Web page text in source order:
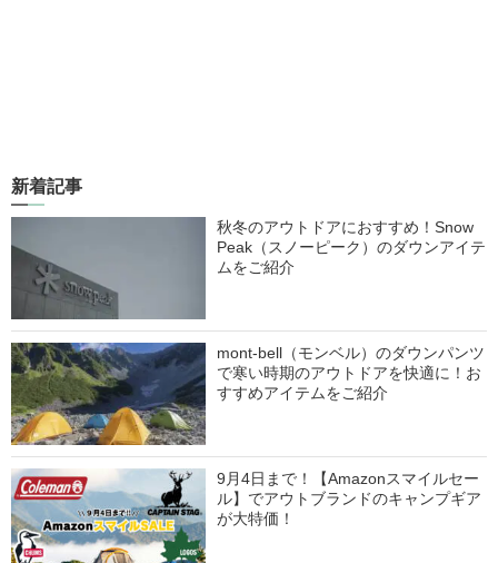
新着記事
秋冬のアウトドアにおすすめ！Snow
Peak（スノーピーク）のダウンアイテ
ムをご紹介
mont-bell（モンベル）のダウンパンツ
で寒い時期のアウトドアを快適に！お
すすめアイテムをご紹介
9月4日まで！【Amazonスマイルセー
ル】でアウトブランドのキャンプギア
が大特価！